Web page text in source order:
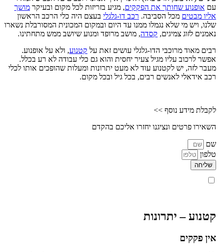
עם אופנוע שחותך את הפקקים, מגיע בזריזות לכל מקום ובעיקר מושך
אליו מבטים מכל הסביבה. רכב דו-גלגלי בעצם היה כלי הרכב הראשון
שלנו, ויש מי שלא נגמלו ממנו עד היום ובמקום המכונית המסורבלת נשארו
נאמנים לזוג צמיגים, קסדה, מושב מרופד ומנוע שיושב ממש מתחתינו.
רבים מאוד מרוכבי הדו-גלגלי עושים זאת על קטנוע, ולא על אופנוע.
אפשר לרכוב עליו מגיל צעיר יחסית והוא גם כלי עבודה לא רע בכלל.
מעבר לזה, יש לקטנוע עוד לא מעט יתרונות ומעלות שהופכים אותו לכלי
רכב אידאלי לאנשים רבים, בכל גיל ובכל מקום.
לקבלת מידע נוסף >>
השאירו פרטים ונציגנו יחזרו אליכם בהקדם
שם
טלפון
שליחה
קטנוע – יתרונות
אין פקקים